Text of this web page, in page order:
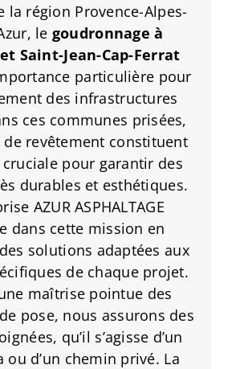
la région Provence-Alpes-
le goudronnage à
et Saint-Jean-Cap-Ferrat
particulière pour
des infrastructures
ces communes prisées,
de revêtement constituent
pour garantir des
durables et esthétiques.
AZUR ASPHALTAGE
dans cette mission en
solutions adaptées aux
de chaque projet.
maîtrise pointue des
pose, nous assurons des
qu’il s’agisse d’un
ou d’un chemin privé. La